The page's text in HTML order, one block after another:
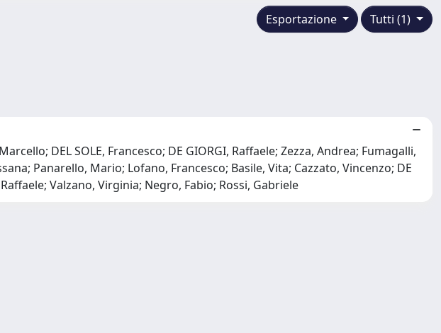
Tutti (1)
Esportazione
DEL SOLE, Francesco; DE GIORGI, Raffaele; Zezza, Andrea; Fumagalli,
Panarello, Mario; Lofano, Francesco; Basile, Vita; Cazzato, Vincenzo; DE
Valzano, Virginia; Negro, Fabio; Rossi, Gabriele